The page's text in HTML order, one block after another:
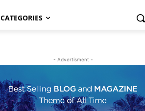
CATEGORIES
- Advertisment -